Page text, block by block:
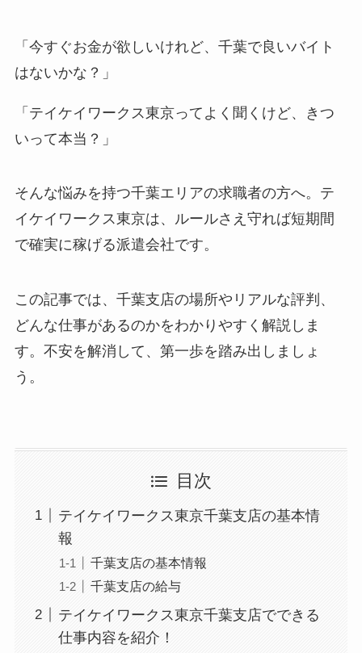
「今すぐお金が欲しいけれど、千葉で良いバイト
はないかな？」
「テイケイワークス東京ってよく聞くけど、きつ
いって本当？」
そんな悩みを持つ千葉エリアの求職者の方へ。テ
イケイワークス東京は、ルールさえ守れば短期間
で確実に稼げる派遣会社です。
この記事では、千葉支店の場所やリアルな評判、
どんな仕事があるのかをわかりやすく解説しま
す。不安を解消して、第一歩を踏み出しましょ
う。
目次
テイケイワークス東京千葉支店の基本情
報
千葉支店の基本情報
千葉支店の給与
テイケイワークス東京千葉支店でできる
仕事内容を紹介！